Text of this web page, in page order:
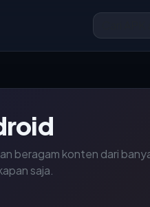
beragam konten dari
saja.